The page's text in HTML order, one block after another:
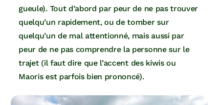
gueule). Tout d’abord par peur de ne pas trouver
quelqu’un rapidement, ou de tomber sur
quelqu’un de mal attentionné, mais aussi par
peur de ne pas comprendre la personne sur le
trajet (il faut dire que l’accent des kiwis ou
Maoris est parfois bien prononcé).